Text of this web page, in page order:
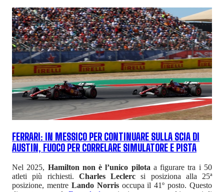
FERRARI: IN MESSICO PER CONTINUARE SULLA SCIA DI
AUSTIN, FUOCO PER CORRELARE SIMULATORE E PISTA
Nel 2025, Hamilton non è l’unico pilota a figurare tra i 50
atleti più richiesti. Charles Leclercsi posiziona alla 25ª
posizione, mentre Lando Norrisoccupa il 41º posto. Questo